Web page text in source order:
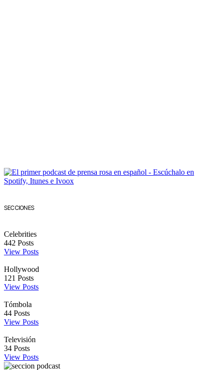
SECCIONES
Celebrities
442 Posts
View Posts
Hollywood
121 Posts
View Posts
Tómbola
44 Posts
View Posts
Televisión
34 Posts
View Posts